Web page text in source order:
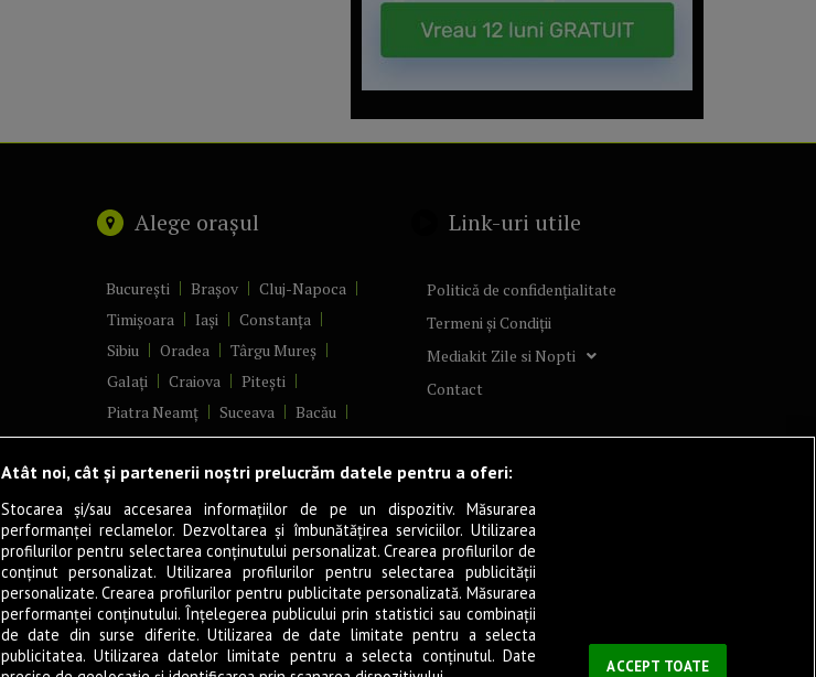
Alege orașul
București Brașov
Cluj-Napoca
Timișoara
Iași
Constanța
Sibiu
Oradea
Târgu Mureș
Galați
Craiova
Pitești
Piatra Neamț
Suceava
Bacău
Brăila
Ploiești
Râmnicu Vâlcea
Alba Iulia
Arad
Bistrița
Baia Mare
Satu Mare
Sfântu Gheorghe
Deva
Focșani
Tulcea
Târgu Jiu
Alexandria
Botoșani
Buzău Vaslui
Reșița
Târgoviște
Drobeta-Turnu Severin
Călărași
Link-uri utile
Politică de confidențialitate
Termeni și Condiții
Mediakit Zile si Nopti
Contact
Atât noi, cât și partenerii noștri prelucrăm datele pentru a oferi:
Stocarea și/sau accesarea informațiilor de pe un dispozitiv. Măsurarea
performanței reclamelor. Dezvoltarea și îmbunătățirea serviciilor. Utilizarea
profilurilor pentru selectarea conținutului personalizat. Crearea profilurilor de
conținut personalizat. Utilizarea profilurilor pentru selectarea publicității
personalizate. Crearea profilurilor pentru publicitate personalizată. Măsurarea
performanței conținutului. Înțelegerea publicului prin statistici sau combinații
de date din surse diferite. Utilizarea de date limitate pentru a selecta
publicitatea. Utilizarea datelor limitate pentru a selecta conținutul. Date
ACCEPT TOATE